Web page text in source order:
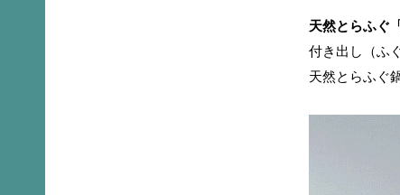
天然とらふぐ
付き出し（ふ
天然とらふぐ